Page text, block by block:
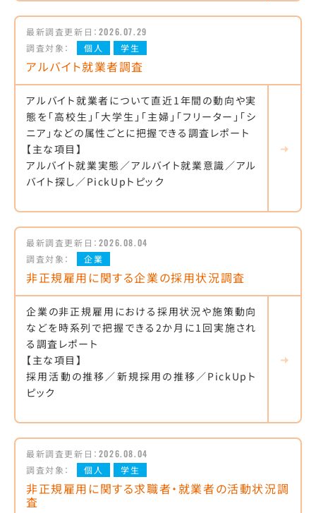
最新調査更新日： 2026.07.29
調査対象：
個人 学生
アルバイト就業者調査
アルバイト就業者について直近1年間の動向や実
態を「高校生」「大学生」「主婦」「フリーター」「シ
ニア」などの属性ごとに把握できる調査レポート
【主な項目】
アルバイト就業実態／アルバイト就業意識／アル
バイト探し／PickUpトピック
最新調査更新日： 2026.08.04
調査対象：
企業
非正規雇用に関する企業の採用状況調査
企業の非正規雇用における採用状況や施策動向
などを時系列で把握できる2か月に1回実施され
る調査レポート
【主な項目】
採用活動の推移／新規採用の推移／PickUpト
ピック
最新調査更新日： 2026.08.04
調査対象：
個人 学生
非正規雇用に関する求職者・就業者の活動状況調
査